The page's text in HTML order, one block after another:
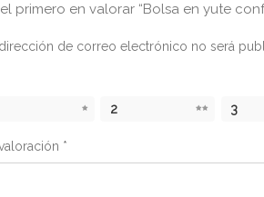
primero en valorar “Bolsa en yute
de correo electrónico no será
2 3
*